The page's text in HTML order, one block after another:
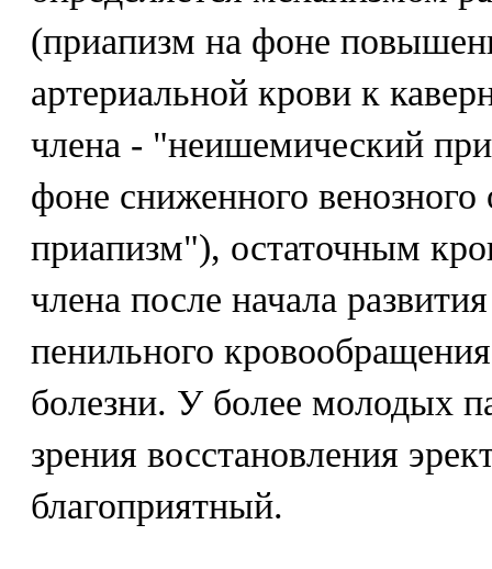
(приапизм на фоне
артериальной крови к
члена - "неишемический
фоне сниженного
приапизм"), остаточным
члена после начала
пенильного
болезни. У более молодых
зрения восстановления
благоприятный.